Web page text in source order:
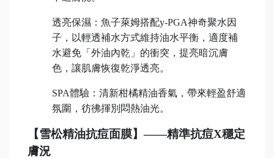
透亮保濕：魚子萊姆搭配y-PGA神奇聚水因
子，以輕透補水方式維持油水平衡，適度補
水避免「外油內乾」的衝突，提亮暗沉膚
色，讓肌膚恢復乾淨透亮。
SPA體驗：清新柑橘精油香氣，帶來輕盈舒適
氛圍，彷彿揮別悶熱油光。
【雪松精油抗痘面膜】——精準抗痘X穩定
膚況